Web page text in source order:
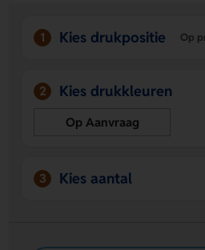
uitstraling en past perfect bij
badmoment.
eigen ontwerp aanbrengen op
spuit.
Opvallend en herkenbaar
1 Kies drukpositie Op
2 Kies drukkleuren
Op Aanvraag
3 Kies aantal